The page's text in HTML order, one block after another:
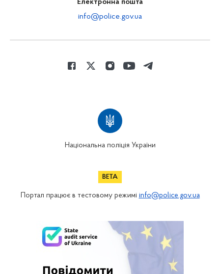
Електронна пошта
info@police.gov.ua
Національна поліція України
Портал працює в тестовому режимі info@police.gov.ua